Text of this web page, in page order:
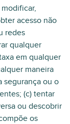
acesso não
redes
qualquer
em qualquer
maneira
segurança ou o
(c) tentar
ou descobrir
os